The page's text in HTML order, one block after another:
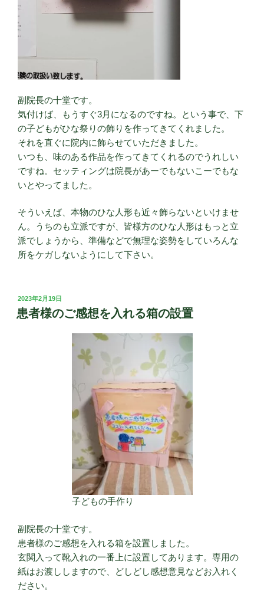
副院長の十堂です。
気付けば、もうすぐ3月になるのですね。という事で、下
の子どもがひな祭りの飾りを作ってきてくれました。
それを直ぐに院内に飾らせていただきました。
いつも、味のある作品を作ってきてくれるのでうれしい
ですね。セッティングは院長があーでもないこーでもな
いとやってました。
そういえば、本物のひな人形も近々飾らないといけませ
ん。うちのも立派ですが、皆様方のひな人形はもっと立
派でしょうから、準備などで無理な姿勢をしていろんな
所をケガしないようにして下さい。
投
稿
日:
2023年2月19日
患者様のご感想を入れる箱の設置
子どもの手作り
副院長の十堂です。
患者様のご感想を入れる箱を設置しました。
玄関入って靴入れの一番上に設置してあります。専用の
紙はお渡ししますので、どしどし感想意見などお入れく
ださい。